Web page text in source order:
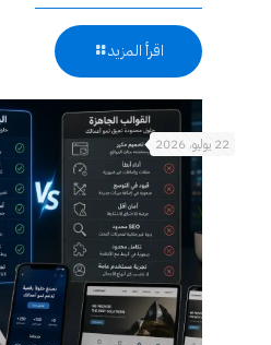
اقرأ المزيد
22 يوليو، 2026